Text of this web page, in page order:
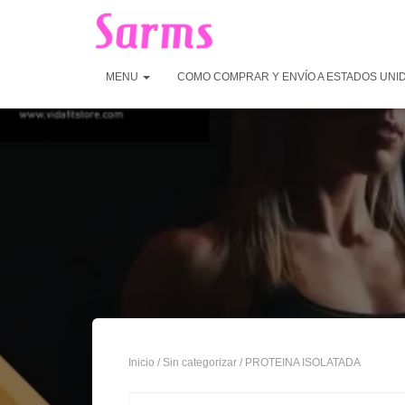
MENU COMO COMPRAR Y ENVÍO A ESTADOS
Inicio / Sin categorizar / PROTEINA ISOLATADA